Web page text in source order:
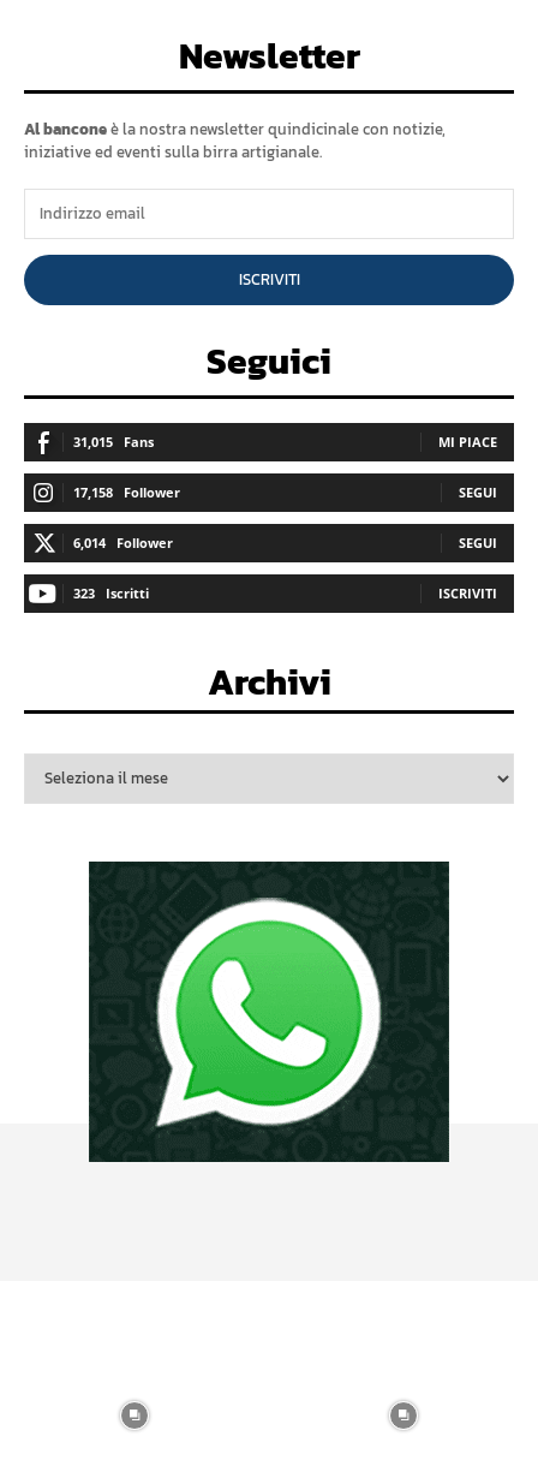
Newsletter
Al banconeè la nostra newsletter quindicinale con notizie,
iniziative ed eventi sulla birra artigianale.
ISCRIVITI
Seguici
31,015 Fans MI PIACE
17,158 Follower SEGUI
6,014 Follower SEGUI
323 Iscritti ISCRIVITI
Archivi